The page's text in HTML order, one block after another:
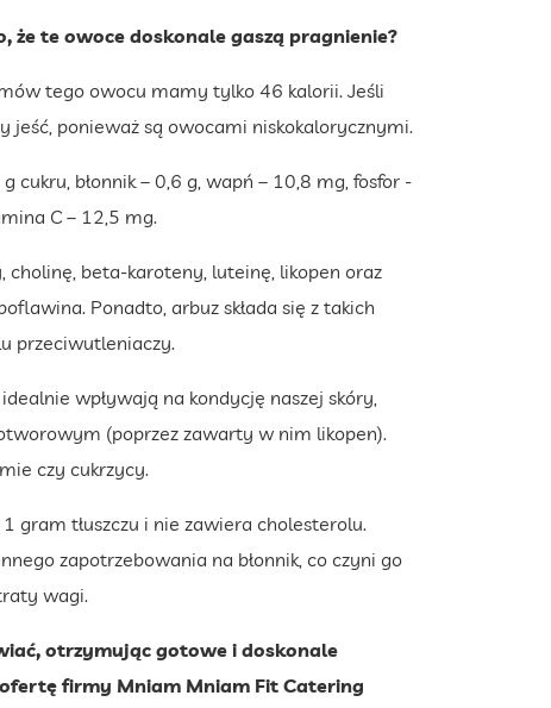
te owoce doskonale gaszą pragnienie?
tego owocu mamy tylko 46 kalorii. Jeśli
ponieważ są owocami niskokalorycznymi.
cukru, błonnik – 0,6 g, wapń – 10,8 mg, fosfor -
C – 12,5 mg.
beta-karoteny, luteinę, likopen oraz
Ponadto, arbuz składa się z takich
przeciwutleniaczy.
wpływają na kondycję naszej skóry,
(poprzez zawarty w nim likopen).
czy cukrzycy.
gram tłuszczu i nie zawiera cholesterolu.
zapotrzebowania na błonnik, co czyni go
wagi.
otrzymując gotowe i doskonale
firmy Mniam Mniam Fit Catering